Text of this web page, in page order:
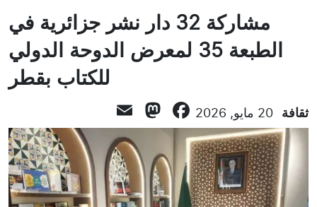
مشاركة 32 دار نشر جزائرية في
الطبعة 35 لمعرض الدوحة الدولي
للكتاب بقطر
ثقافة 20 مايو, 2026 Facebook
Mastodon